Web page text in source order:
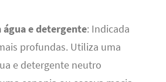
água e detergente: Indicada
profundas. Utiliza uma
e detergente neutro